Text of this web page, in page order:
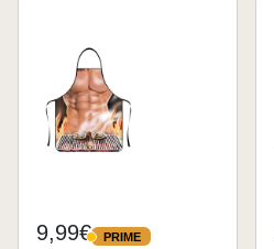
9,99€ PRIME
PRIME